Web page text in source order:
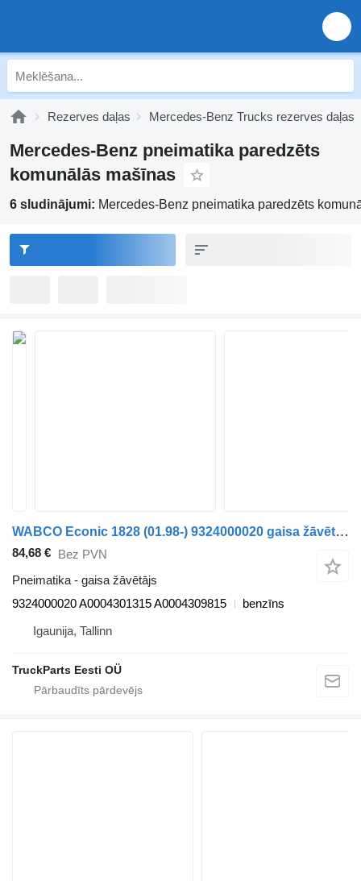
Rezerves daļas Mercedes-Benz Trucks rezerves daļas
Mercedes-Benz pneimatika paredzēts
komunālās mašīnas
6 sludinājumi: Mercedes-Benz pneimatika paredzēts
WABCO Econic 1828 (01.98-) 9324000020 gaisa žāvētājs paredzēts Mercedes-Benz Econic (1998-2014) atkritumu vedēja
84,68 € Bez PVN
Pneimatika - gaisa žāvētājs
9324000020 A0004301315 A0004309815
benzīns
Igaunija, Tallinn
TruckParts Eesti OÜ